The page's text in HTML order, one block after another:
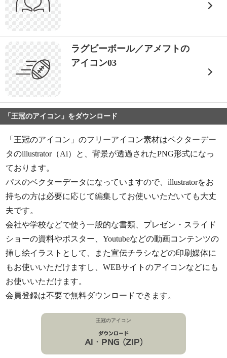
ラグビーボール／アメフトの
アイコン03
「王冠のアイコン」をダウンロード
「王冠のアイコン」のフリーアイコン素材はベクターデー
タのillustrator（Ai）と、背景が透過されたPNG形式になっ
ております。
パスのベクターデータになっていますので、illustratorをお
持ちの方は必要に応じて編集してお使いいただいても大丈
夫です。
会社や学校などで使う一般的な書類、プレゼン・スライド
ショーの資料やポスター、Youtubeなどの動画コンテンツの
挿し絵イラストとして、また宣伝チラシなどの印刷媒体に
もお使いいただけますし、WEBサイトのアイコンなどにも
お使いいただけます。
会員登録は不要で無料ダウンロードできます。
王冠のアイコン